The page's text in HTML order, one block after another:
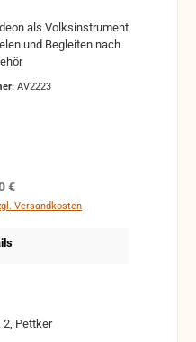
als Volksinstrument
und Begleiten nach
AV2223
Preis:
€
Versandkosten